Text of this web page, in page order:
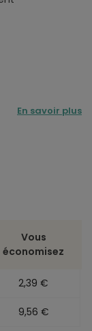
En savoir plus
Vous
économisez
2,39 €
9,56 €